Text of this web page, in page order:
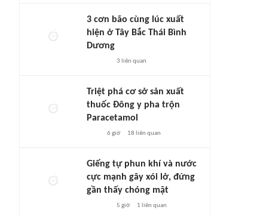
3 cơn bão cùng lúc xuất
hiện ở Tây Bắc Thái Bình
Dương
3 liên quan
Triệt phá cơ sở sản xuất
thuốc Đông y pha trộn
Paracetamol
6 giờ 18 liên quan
Giếng tự phun khí và nước
cực mạnh gây xói lở, đứng
gần thấy chóng mặt
5 giờ 1 liên quan